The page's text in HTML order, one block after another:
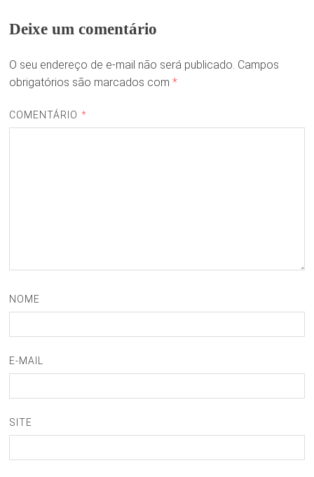
Deixe um comentário
O seu endereço de e-mail não será publicado. Campos
obrigatórios são marcados com *
COMENTÁRIO *
NOME
E-MAIL
SITE